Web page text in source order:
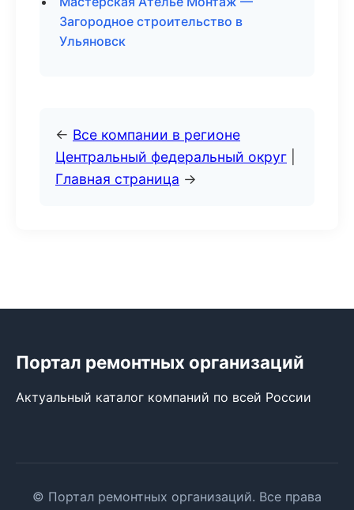
Загородное строительство в
Ульяновск
← Все компании в регионе
Центральный федеральный округ
Главная страница →
Портал ремонтных организаций
Актуальный каталог компаний по всей России
© Портал ремонтных организаций. Все права